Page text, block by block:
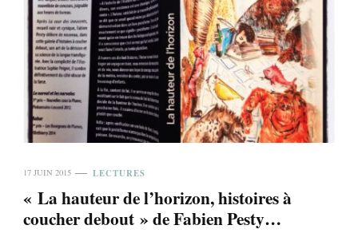
17 JUIN 2015 LECTURES
« La hauteur de l’horizon, histoires à
coucher debout » de Fabien Pesty…